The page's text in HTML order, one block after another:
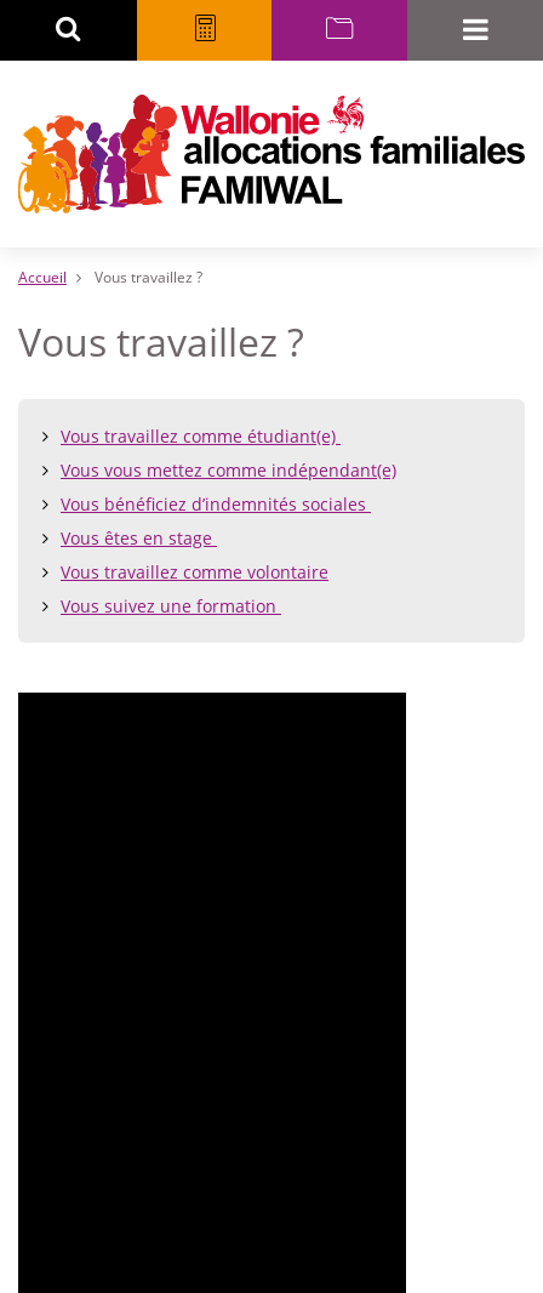
contenu
myFAMIWAL
Toggle
Accueil Vous travaillez ?
Vous travaillez ?
Table
of
contents
Vous travaillez comme étudiant(e)
Vous vous mettez comme indépendant(e)
Vous bénéficiez d’indemnités sociales
Vous êtes en stage
Vous travaillez comme volontaire
Vous suivez une formation